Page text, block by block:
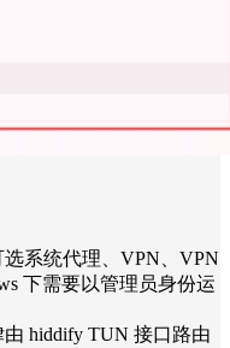
选系统代理、VPN、VPN
下需要以管理员身份运
由 hiddify TUN 接口路由